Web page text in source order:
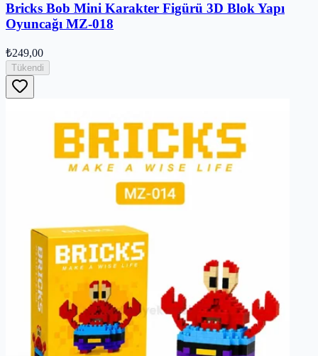
Bricks Bob Mini Karakter Figürü 3D Blok Yapı
Oyuncağı MZ-018
₺249,00
Tükendi